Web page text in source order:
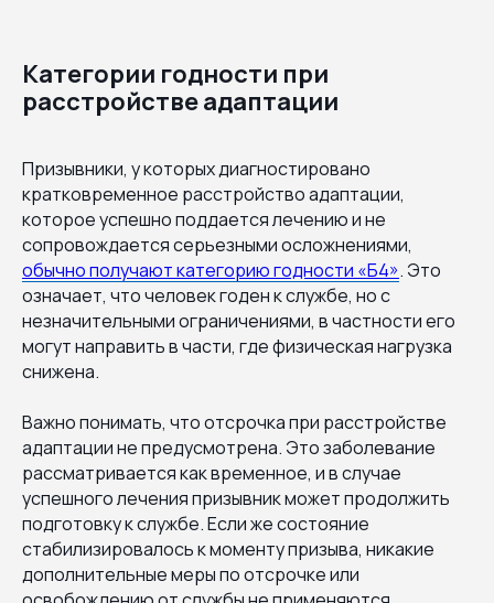
Категории годности при
расстройстве адаптации
Призывники, у которых диагностировано
кратковременное расстройство адаптации,
которое успешно поддается лечению и не
сопровождается серьезными осложнениями,
обычно получают категорию годности «Б4». Это
означает, что человек годен к службе, но с
незначительными ограничениями, в частности его
могут направить в части, где физическая нагрузка
снижена.
Важно понимать, что отсрочка при расстройстве
адаптации не предусмотрена. Это заболевание
рассматривается как временное, и в случае
успешного лечения призывник может продолжить
подготовку к службе. Если же состояние
стабилизировалось к моменту призыва, никакие
дополнительные меры по отсрочке или